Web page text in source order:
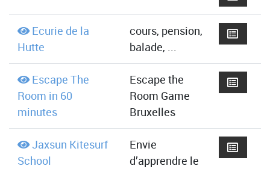
Ecurie de la
Hutte
cours, pension,
balade, ...
Escape The
Room in 60
minutes
Escape the
Room Game
Bruxelles
Jaxsun Kitesurf
School
Envie
d’apprendre le